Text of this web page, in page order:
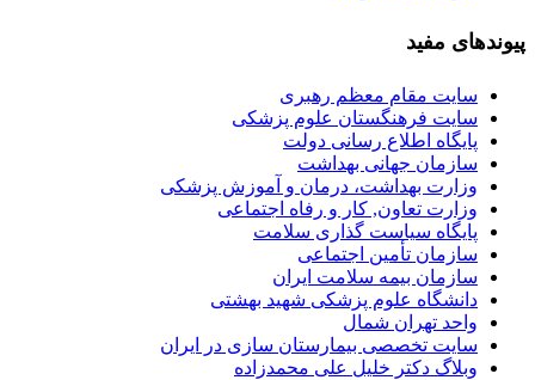
پیوندهای مفید
سایت مقام معظم رهبری
سایت فرهنگستان علوم پزشکی
پایگاه اطلاع رسانی دولت
سازمان جهانی بهداشت
وزارت بهداشت، درمان و آموزش پزشکی
وزارت تعاون, کار و رفاه اجتماعی
پایگاه سیاست گذاری سلامت
سازمان تأمین اجتماعی
سازمان بیمه سلامت ایران
دانشگاه علوم پزشکی شهید بهشتی
واحد تهران شمال
سایت تخصصی بیمارستان سازی در ایران
وبلاگ دکتر خلیل علی محمدزاده